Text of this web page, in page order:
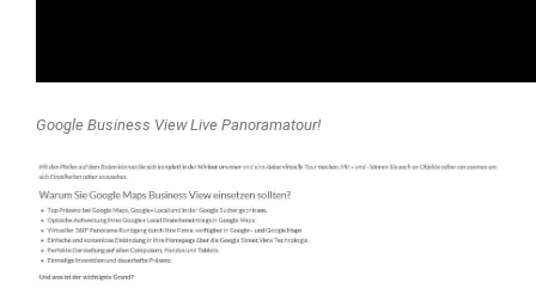
Google Business View Live Panoramatour!